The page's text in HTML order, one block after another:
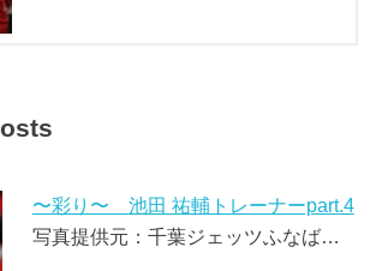
〜彩り〜 池田 祐輔トレーナーpart.4
写真提供元：千葉ジェッツふなば…